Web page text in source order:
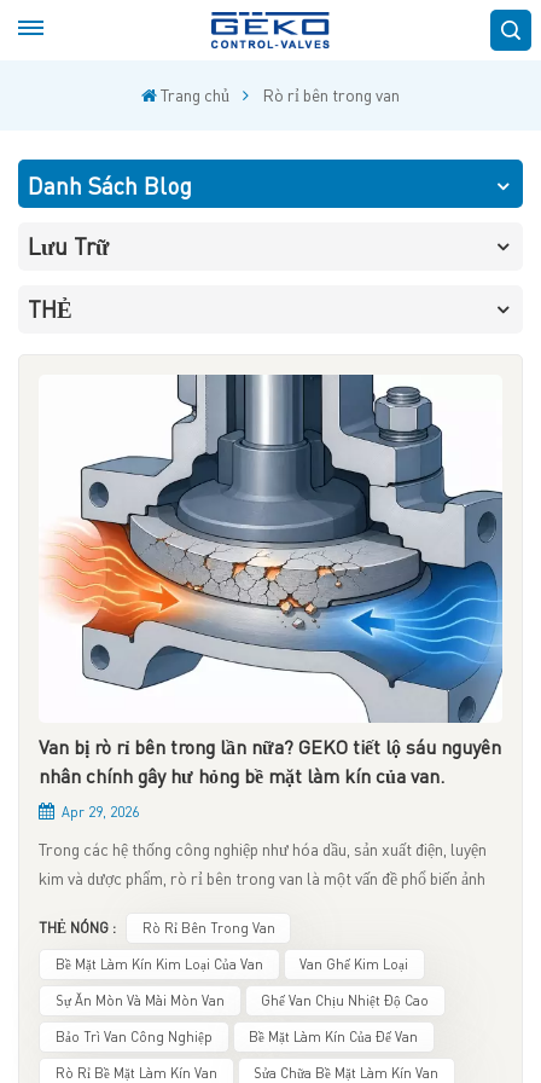
Trang chủ Rò rỉ bên trong van
Danh Sách Blog
Lưu Trữ
THẺ
Van bị rò rỉ bên trong lần nữa? GEKO tiết lộ sáu nguyên
nhân chính gây hư hỏng bề mặt làm kín của van.
Apr 29, 2026
Trong các hệ thống công nghiệp như hóa dầu, sản xuất điện, luyện
kim và dược phẩm, rò rỉ bên trong van là một vấn đề phổ biến ảnh
Một trong những nguyên nhân chính gây ra rò rỉ bên trong thường
là do hư hỏng bề mặt làm kín của van.Là một thương hiệu tập trung
vào van công nghiệp và các giải pháp điều khiển lưu lượng, GEKO
dựa trên nhiều năm kinh nghiệm ứng dụng để tổng hợp sáu nguyên
nhân phổ biến gây hỏng bề mặt làm kín của van, giúp người dùng
THẺ NÓNG :
Rò Rỉ Bên Trong Van
Bề Mặt Làm Kín Kim Loại Của Van
Van Ghế Kim Loại
Sự Ăn Mòn Và Mài Mòn Van
Ghế Van Chịu Nhiệt Độ Cao
Bảo Trì Van Công Nghiệp
Bề Mặt Làm Kín Của Đế Van
Rò Rỉ Bề Mặt Làm Kín Van
Sửa Chữa Bề Mặt Làm Kín Van